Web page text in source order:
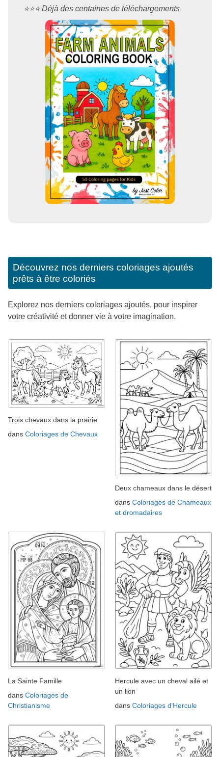
⭐️⭐️⭐️ Déjà des centaines de téléchargements
Découvrez nos derniers coloriages ajoutés
prêts à être coloriés
Explorez nos derniers coloriages ajoutés, pour inspirer
votre créativité et donner vie à votre imagination.
Trois chevaux dans la prairie
dans Coloriages de Chevaux
Deux chameaux dans le désert
dans Coloriages de Chameaux
et dromadaires
La Sainte Famille
dans Coloriages de
Christianisme
Hercule avec un cheval ailé et
un lion
dans Coloriages d'Hercule